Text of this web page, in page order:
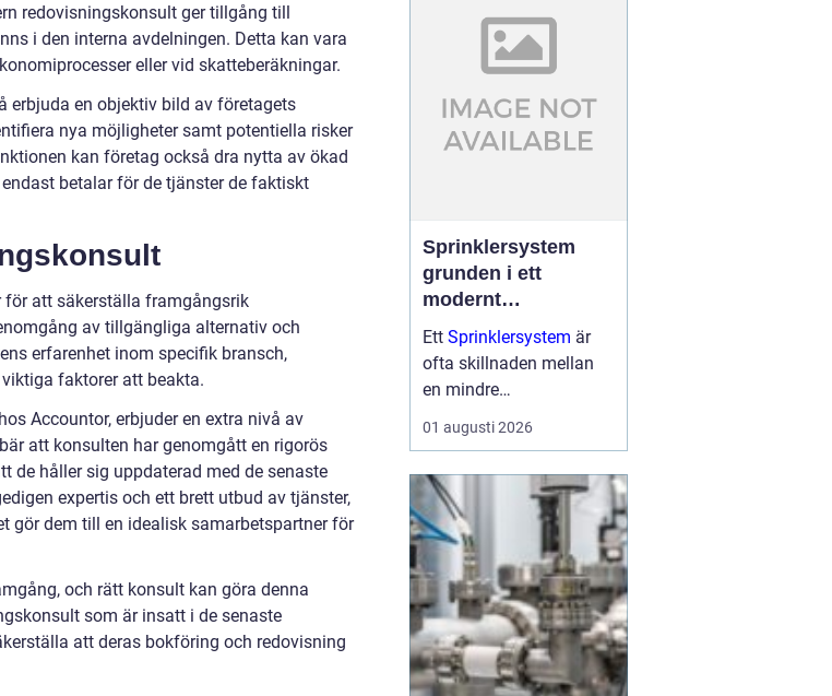
redovisningskonsult ger tillgång till
i den interna avdelningen. Detta kan vara
eller vid skatteberäkningar.
erbjuda en objektiv bild av företagets
nya möjligheter samt potentiella risker
kan företag också dra nytta av ökad
betalar för de tjänster de faktiskt
att säkerställa framgångsrik
av tillgängliga alternativ och
erfarenhet inom specifik bransch,
faktorer att beakta.
Accountor, erbjuder en extra nivå av
att konsulten har genomgått en rigorös
de håller sig uppdaterad med de senaste
expertis och ett brett utbud av tjänster,
gör dem till en idealisk samarbetspartner för
och rätt konsult kan göra denna
som är insatt i de senaste
att deras bokföring och redovisning
iögonfallande ring kan
ge ett tydligt uttryck av
stil och attityd. För den
som söker01 augusti
2026
Sprinklersystem
grunden i ett
modernt
brandskydd
Ett Sprinklersystem är
ofta skillnaden mellan
en mindre
brandhändelse och en
total förlust av byggnad,
Allt fler fastighetsägare,
industrier och offentliga
verksamheter ser
sprinkler...
01 augusti 2026